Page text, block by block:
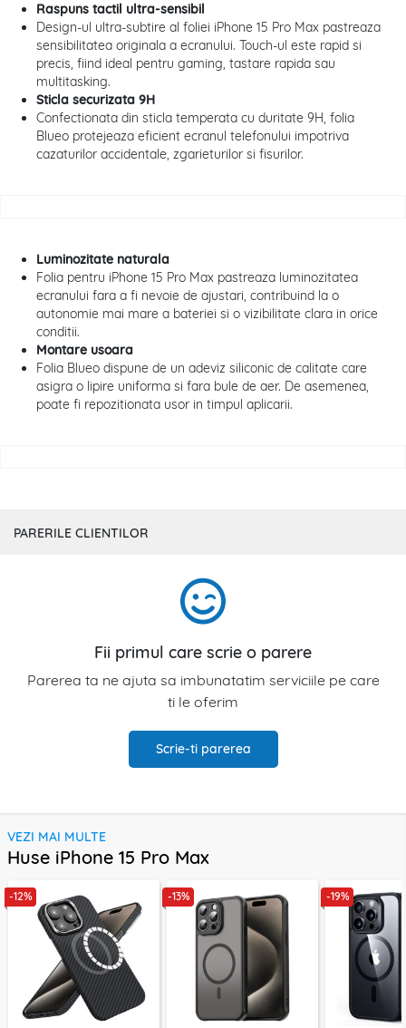
Raspuns tactil ultra-sensibil
Design-ul ultra-subtire al foliei iPhone 15 Pro Max pastreaza
sensibilitatea originala a ecranului. Touch-ul este rapid si
precis, fiind ideal pentru gaming, tastare rapida sau
multitasking.
Sticla securizata 9H
Confectionata din sticla temperata cu duritate 9H, folia
Blueo protejeaza eficient ecranul telefonului impotriva
cazaturilor accidentale, zgarieturilor si fisurilor.
Luminozitate naturala
Folia pentru iPhone 15 Pro Max pastreaza luminozitatea
ecranului fara a fi nevoie de ajustari, contribuind la o
autonomie mai mare a bateriei si o vizibilitate clara in orice
conditii.
Montare usoara
Folia Blueo dispune de un adeviz siliconic de calitate care
asigra o lipire uniforma si fara bule de aer. De asemenea,
poate fi repozitionata usor in timpul aplicarii.
PARERILE CLIENTILOR
Fii primul care scrie o parere
Parerea ta ne ajuta sa imbunatatim serviciile pe care
ti le oferim
Scrie-ti parerea
VEZI MAI MULTE
Huse iPhone 15 Pro Max
-12% -13% -19%